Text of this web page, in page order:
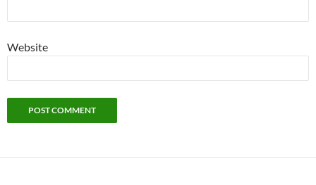
Website